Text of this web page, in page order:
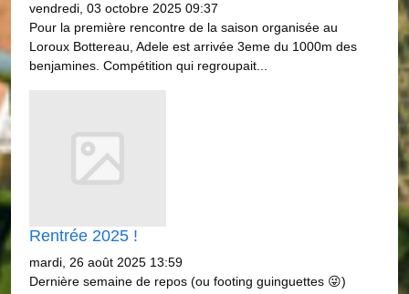
vendredi, 03 octobre 2025 09:37
Pour la première rencontre de la saison organisée au
Loroux Bottereau, Adele est arrivée 3eme du 1000m des
benjamines. Compétition qui regroupait...
Rentrée 2025 !
mardi, 26 août 2025 13:59
Dernière semaine de repos (ou footing guinguettes 😜)